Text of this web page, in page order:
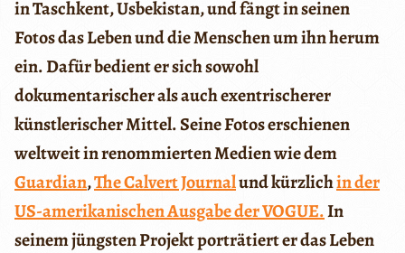
in Taschkent, Usbekistan, und fängt in seinen
Fotos das Leben und die Menschen um ihn herum
ein. Dafür bedient er sich sowohl
dokumentarischer als auch exentrischerer
künstlerischer Mittel. Seine Fotos erschienen
weltweit in renommierten Medien wie dem
Guardian,The Calvert Journalund kürzlichin der
US-amerikanischen Ausgabe der VOGUE.In
seinem jüngsten Projekt porträtiert er das Leben